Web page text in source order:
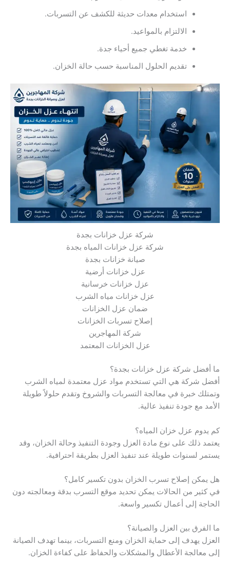
استخدام معدات حديثة للكشف عن التسربات.
الالتزام بالمواعيد.
خدمة تغطي جميع أحياء جدة.
تقديم الحلول المناسبة حسب حالة الخزان.
شركة عزل خزانات بجدة
شركة عزل خزانات المياه بجدة
صيانة خزانات بجدة
عزل خزانات أرضية
عزل خزانات خرسانية
عزل خزانات مياه الشرب
ضمان عزل الخزانات
إصلاح تسربات الخزانات
شركة المهاجرين
عزل الخزانات المعتمد
ما أفضل شركة عزل خزانات بجدة؟
أفضل شركة هي التي تستخدم مواد عزل معتمدة لمياه الشرب
وتمتلك خبرة في معالجة التسربات والشروخ وتقدم حلولاً طويلة
الأمد مع جودة تنفيذ عالية.
كم يدوم عزل خزان المياه؟
يعتمد ذلك على نوع مادة العزل وجودة التنفيذ وحالة الخزان، وقد
يستمر لسنوات طويلة عند تنفيذ العزل بطريقة احترافية.
هل يمكن إصلاح تسرب الخزان بدون تكسير كامل؟
في كثير من الحالات يمكن تحديد موقع التسرب بدقة ومعالجته دون
الحاجة إلى أعمال تكسير واسعة.
ما الفرق بين العزل والصيانة؟
العزل يهدف إلى حماية الخزان ومنع التسربات، بينما تهدف الصيانة
إلى معالجة الأعطال والمشكلات والحفاظ على كفاءة الخزان.